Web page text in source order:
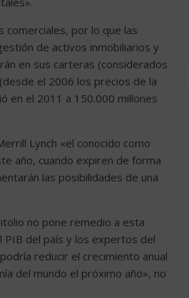
comerciales, por lo que las
de activos inmobiliarios y
en sus carteras (considerados
el 2006 los precios de la
en el 2011 a 150.000 millones
Lynch «el conocido como
año, cuando expiren de forma
las posibilidades de una
no pone remedio a esta
PIB del país y los expertos del
reducir el crecimiento anual
del mundo el próximo año», no